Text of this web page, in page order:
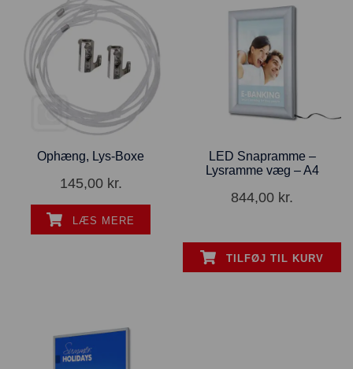
Ophæng, Lys-Boxe
145,00 kr.
LÆS MERE
LED Snapramme –
Lysramme væg – A4
844,00 kr.
TILFØJ TIL KURV